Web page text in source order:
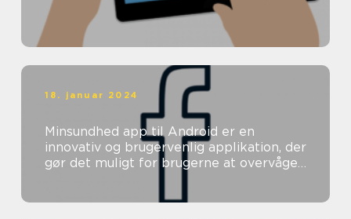
18. januar 2024
Minsundhed app til Android er en
innovativ og brugervenlig applikation, der
gør det muligt for brugerne at overvåge